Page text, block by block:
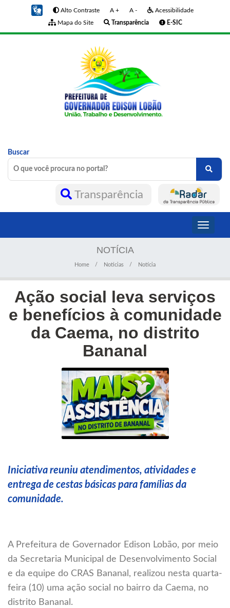
Alto Contraste A + A -
Acessibilidade
Mapa do Site
Transparência E-SIC
Buscar
Transparência
Toggle
NOTÍCIA
Home Noticias Notícia
Ação social leva serviços
e benefícios à comunidade
da Caema, no distrito
Bananal
Iniciativa reuniu atendimentos, atividades e
entrega de cestas básicas para famílias da
comunidade.
A Prefeitura de Governador Edison Lobão, por meio
da Secretaria Municipal de Desenvolvimento Social
e da equipe do CRAS Bananal, realizou nesta quarta-
feira (10) uma ação social no bairro da Caema, no
distrito Bananal.